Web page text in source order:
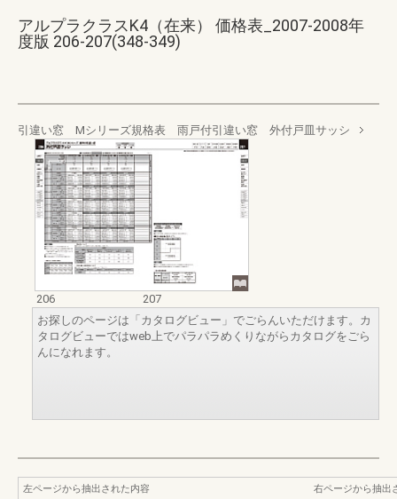
アルプラクラスK4（在来） 価格表_2007-2008年
度版 206-207(348-349)
引違い窓 Mシリーズ規格表 雨戸付引違い窓 外付戸皿サッシ
206
207
お探しのページは「カタログビュー」でごらんいただけます。カ
タログビューではweb上でパラパラめくりながらカタログをごら
んになれます。
左ページから抽出された内容
右ページから抽出